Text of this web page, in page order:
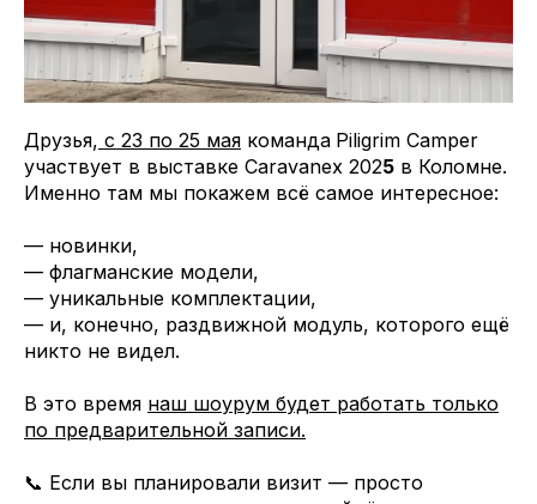
Друзья, с 23 по 25 мая команда Piligrim Camper
участвует в выставке Caravanex 2025 в Коломне.
Именно там мы покажем всё самое интересное:
— новинки,
— флагманские модели,
— уникальные комплектации,
— и, конечно, раздвижной модуль, которого ещё
никто не видел.
В это время наш шоурум будет работать только
по предварительной записи.
📞 Если вы планировали визит — просто